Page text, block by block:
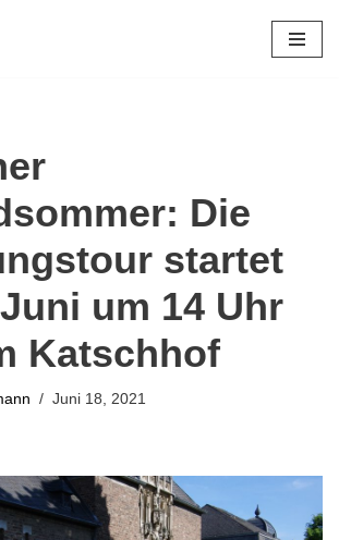
Die
startet
um 14 Uhr
Katschhof
Juni 18, 2021